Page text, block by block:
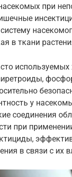
при
в ткани
у
соединения
при
в связи с их